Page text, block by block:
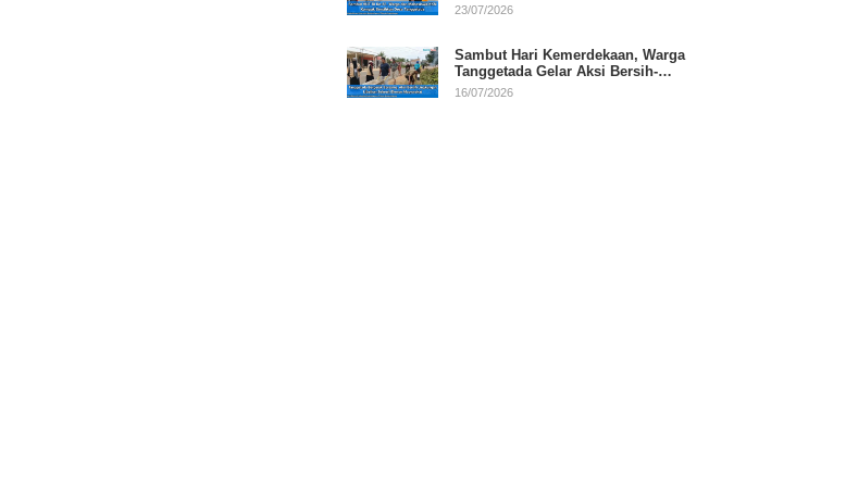
RI
23/07/2026
Sambut Hari Kemerdekaan, Warga
Tanggetada Gelar Aksi Bersih-
Bersih Desa
16/07/2026